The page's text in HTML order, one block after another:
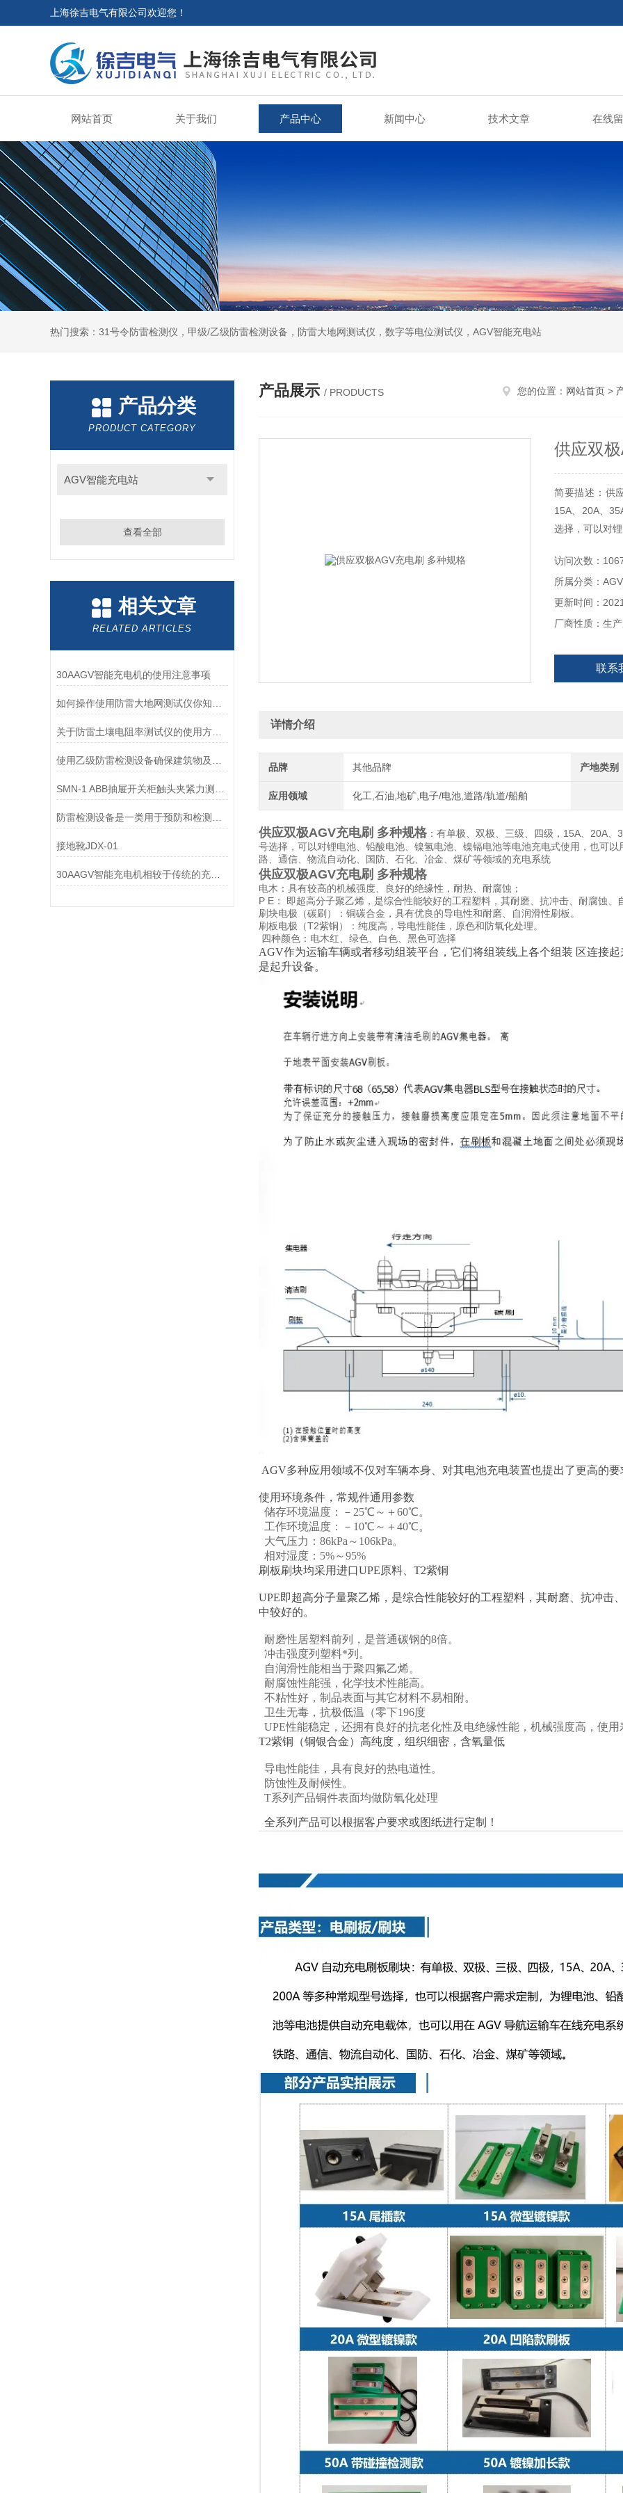
上海徐吉电气有限公司欢迎您！
网站首页 关于我们 产品中心 新闻中心 技术文章 在线
热门搜索：31号令防雷检测仪，甲级/乙级防雷检测设备，防雷大地网测试仪，数字等电位测试仪，AGV智能充电站
产品分类
PRODUCT CATEGORY
AGV智能充电站
查看全部
相关文章
RELATED ARTICLES
30AAGV智能充电机的使用注意事项
关于防雷土壤电阻率测试仪的使用方法了解一下吧
接地靴JDX-01
30AAGV智能充电机相较于传统的充电设备，优势有哪些？
产品展示 / PRODUCTS 您的位置： 网站首页 >
供应双
简要描述：供
15A、20A、
选择，可以对
访问次数：
所属分类：
更新时间：
厂商性质：生
联系
详情介绍
品牌 其他品牌 产地类别
应用领域 化工,石油,地矿,电子/电池,道路/轨道/船舶
供应双极AGV充电刷 多种规格：有单极、双极、三级、四级，15A、20A
号选择，可以对锂电池、铅酸电池、镍氢电池、镍镉电池等电池充电式使用，也可
路、通信、物流自动化、国防、石化、冶金、煤矿等领域的充电系统
供应双极AGV充电刷 多种规格
电木：具有较高的机械强度、良好的绝缘性，耐热、耐腐蚀；
P E： 即超高分子聚乙烯，是综合性能较好的工程塑料，其耐磨、抗冲击、耐腐蚀
刷块电极（碳刷）：铜碳合金，具有优良的导电性和耐磨、自润滑性刷板。
刷板电极（T2紫铜）：纯度高，导电性能佳，原色和防氧化处理。
四种颜色：电木红、绿色、白色、黑色可选择
AGV作为运输车辆或者移动组装平台，它们将组装线上各个组装 区连接
是起升设备。
AGV多种应用领域不仅对车辆本身、对其电池充电装置也提出了更高的要
使用环境条件，常规件通用参数
储存环境温度：－25℃～＋60℃。
工作环境温度：－10℃～＋40℃。
大气压力：86kPa～106kPa。
相对湿度：5%～95%
刷板刷块均采用进口UPE原料、T2紫铜
UPE即超高分子量聚乙烯，是综合性能较好的工程塑料，其耐磨、抗冲击
中较好的。
耐磨性居塑料前列，是普通碳钢的8倍。
冲击强度列塑料*列。
自润滑性能相当于聚四氟乙烯。
耐腐蚀性能强，化学技术性能高。
不粘性好，制品表面与其它材料不易相附。
卫生无毒，抗极低温（零下196度
UPE性能稳定，还拥有良好的抗老化性及电绝缘性能，机械强度高，使用
T2紫铜（铜银合金）高纯度，组织细密，含氧量低
导电性能佳，具有良好的热电道性。
防蚀性及耐候性。
T系列产品铜件表面均做防氧化处理
全系列产品可以根据客户要求或图纸进行定制！